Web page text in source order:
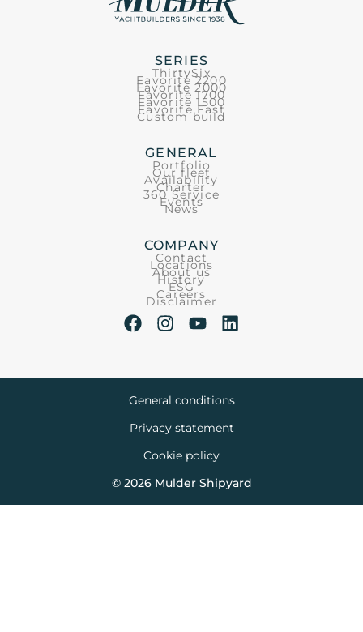
SERIES
ThirtySix
Favorite 2200
Favorite 2000
Favorite 1700
Favorite 1500
Favorite Fast
Custom build
GENERAL
Portfolio
Our fleet
Availability
Charter
360 Service
Events
News
COMPANY
Contact
Locations
About us
History
ESG
Careers
Disclaimer
General conditions
Privacy statement
Cookie policy
© 2026 Mulder Shipyard